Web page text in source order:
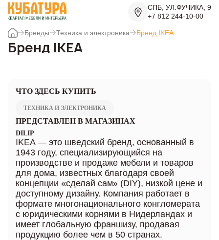
СПБ, УЛ.ФУЧИКА, 9
+7 812 244-10-00
Бренды Техника и электроника Бренд IKEA
Бренд IKEA
ЧТО ЗДЕСЬ КУПИТЬ
ТЕХНИКА И ЭЛЕКТРОНИКА
ПРЕДСТАВЛЕН В МАГАЗИНАХ
DILIP
IKEA — это шведский бренд, основанный в
1943 году, специализирующийся на
производстве и продаже мебели и товаров
для дома, известных благодаря своей
концепции «сделай сам» (DIY), низкой цене и
доступному дизайну. Компания работает в
формате многонационального конгломерата
с юридическими корнями в Нидерландах и
имеет глобальную франшизу, продавая
продукцию более чем в 50 странах.